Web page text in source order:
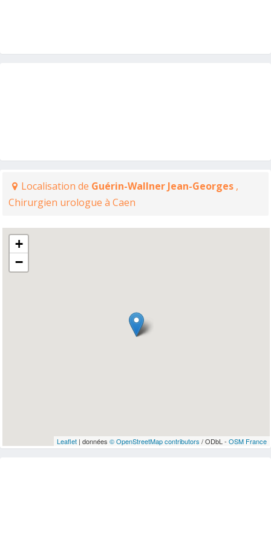
Localisation de Guérin-Wallner Jean-Georges ,
Chirurgien urologue à Caen
+
−
Leaflet| données © OpenStreetMap contributors / ODbL - OSM France